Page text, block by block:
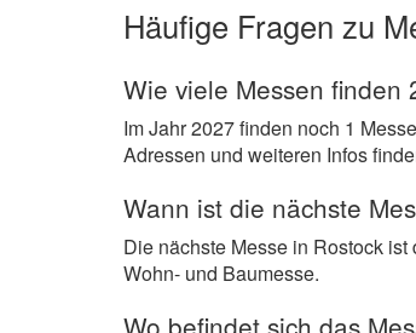
Häufige Fragen zu
Wie viele Messen finden
Im Jahr 2027 finden noch 1
Adressen und weiteren Infos
Wann ist die nächste
Die nächste Messe in Rostock ist
Wohn- und Baumesse.